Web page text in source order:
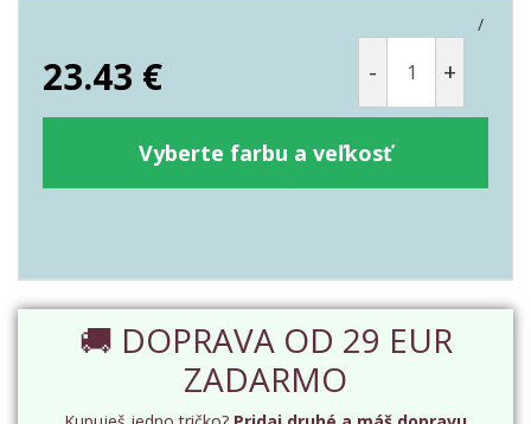
/
23.43 € - +
Vyberte farbu a veľkosť
🚚 DOPRAVA OD 29 EUR
ZADARMO